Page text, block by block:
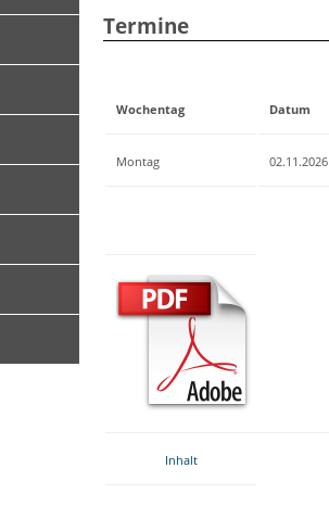
Termine
Wochentag Datum
Montag 02.11.2026
Inhalt